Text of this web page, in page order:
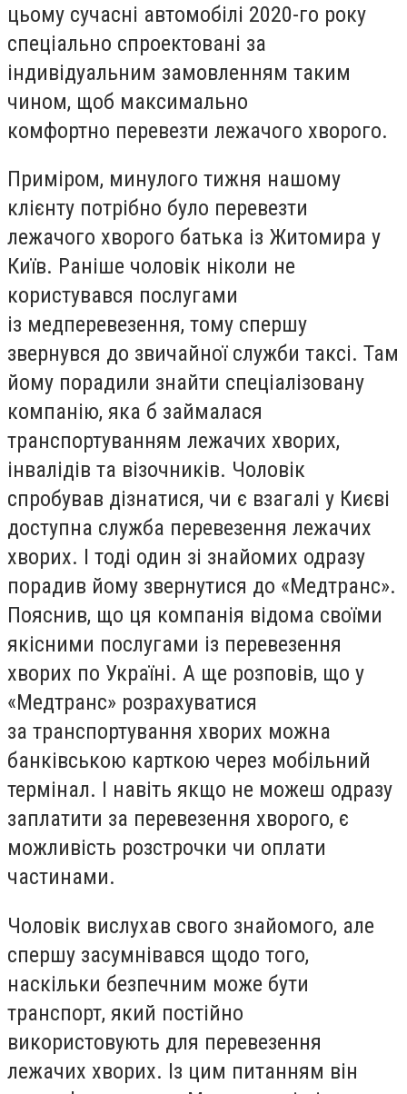
цьому сучасні автомобілі 2020-го року
спеціально спроектовані за
індивідуальним замовленням таким
чином, щоб максимально
комфортно перевезти лежачого хворого.
Приміром, минулого тижня нашому
клієнту потрібно було перевезти
лежачого хворого батька із Житомира у
Київ. Раніше чоловік ніколи не
користувався послугами
із медперевезення, тому спершу
звернувся до звичайної служби таксі. Там
йому порадили знайти спеціалізовану
компанію, яка б займалася
транспортуванням лежачих хворих,
інвалідів та візочників. Чоловік
спробував дізнатися, чи є взагалі у Києві
доступна служба перевезення лежачих
хворих. І тоді один зі знайомих одразу
порадив йому звернутися до «Медтранс».
Пояснив, що ця компанія відома своїми
якісними послугами із перевезення
хворих по Україні. А ще розповів, що у
«Медтранс» розрахуватися
за транспортування хворих можна
банківською карткою через мобільний
термінал. І навіть якщо не можеш одразу
заплатити за перевезення хворого, є
можливість розстрочки чи оплати
частинами.
Чоловік вислухав свого знайомого, але
спершу засумнівався щодо того,
наскільки безпечним може бути
транспорт, який постійно
використовують для перевезення
лежачих хворих. Із цим питанням він